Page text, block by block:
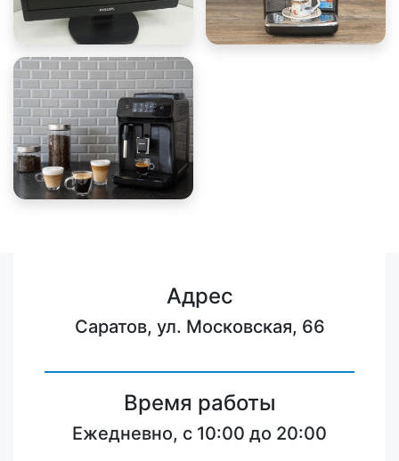
Адрес
Саратов, ул. Московская, 66
Время работы
Ежедневно, с 10:00 до 20:00